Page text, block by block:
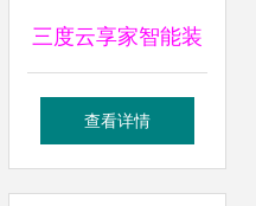
三度云享家智能装
修设计软件使用教
查看详情